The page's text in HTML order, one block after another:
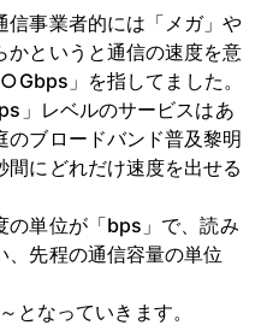
事業者的には「メガ」や
かというと通信の速度を意
」を指してました。
」レベルのサービスはあ
のブロードバンド普及黎明
にどれだけ速度を出せる
の単位が「bps」で、読み
、先程の通信容量の単位
なっていきます。